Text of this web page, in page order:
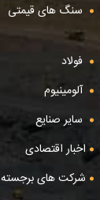
سنگ های قیمتی
فولاد
آلومینیوم
سایر صنایع
اخبار اقتصادی
شرکت های برجسته